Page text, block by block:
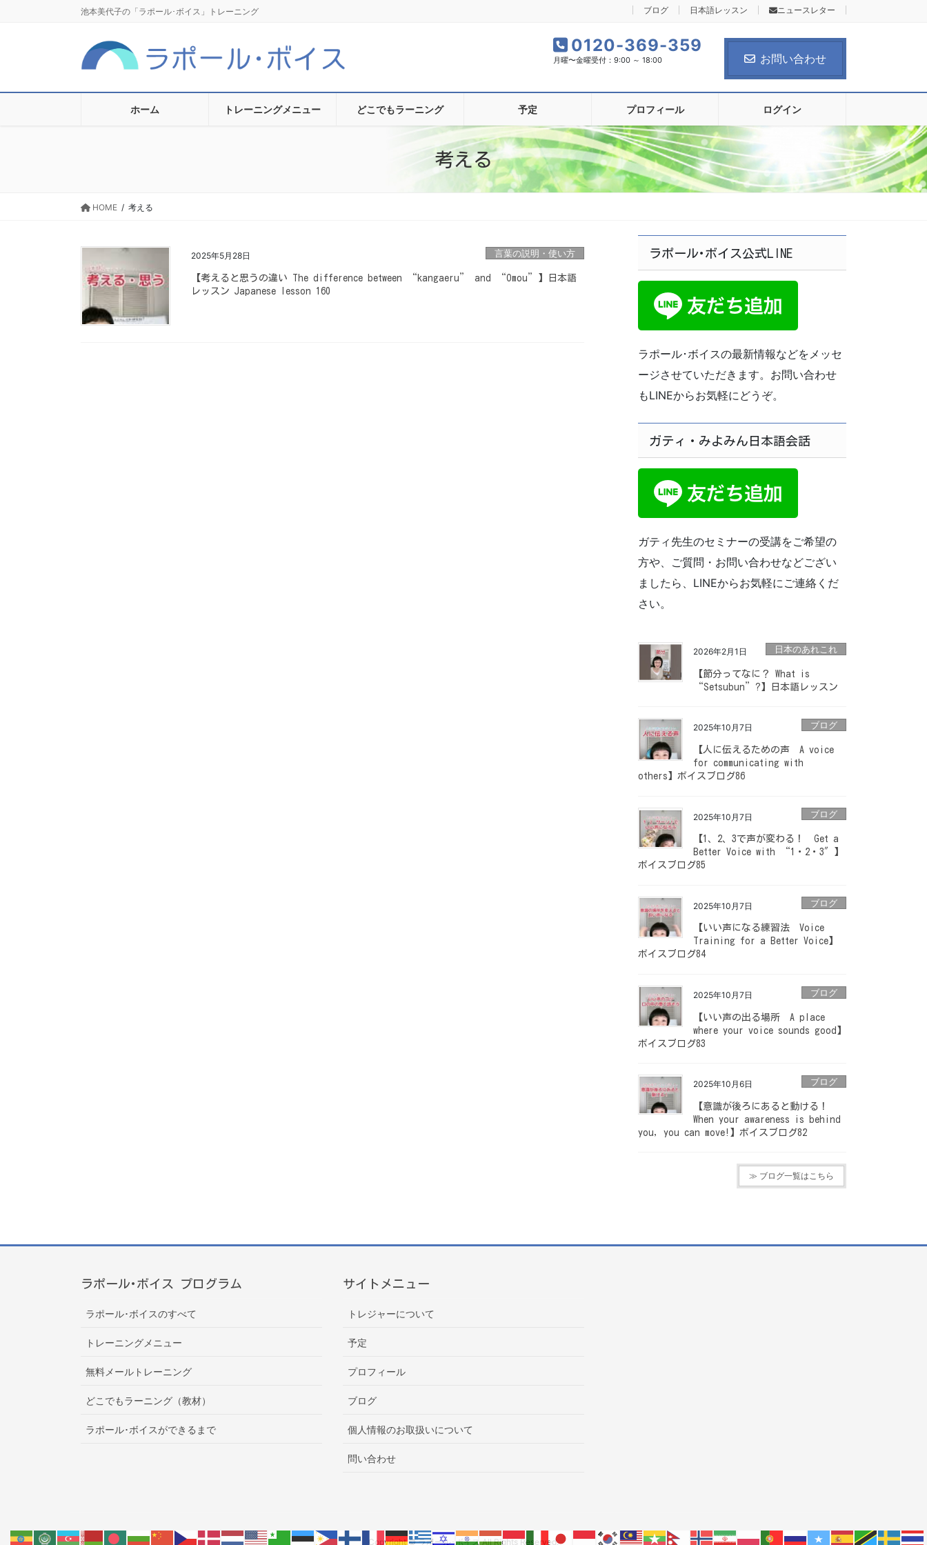
に
ョ
池本美代子の「ラポール･ボイス」トレーニング ブログ 日本語レッスン ニュースレター
0120-369-359
月曜〜金曜受付：9:00 ～ 18:00 お問い合わせ
ホーム トレーニングメニュー どこでもラーニング 予定 プロフィール ログイン
考える
HOME 考える
2025年5月28日 言葉の説明・使い方
【考えると思うの違い The difference between “kangaeru” and “Omou”】日本語
レッスン Japanese lesson 160
ラポール･ボイス公式LINE
ラポール･ボイスの最新情報などをメッセ
ージさせていただきます。お問い合わせ
もLINEからお気軽にどうぞ。
ガティ・みよみん日本語会話
ガティ先生のセミナーの受講をご希望の
方や、ご質問・お問い合わせなどござい
ましたら、LINEからお気軽にご連絡くだ
さい。
2026年2月1日 日本のあれこれ
【節分ってなに？ What is
“Setsubun”?】日本語レッスン
2025年10月7日 ブログ
【人に伝えるための声 A voice
for communicating with
others】ボイスブログ86
2025年10月7日 ブログ
【1、2、3で声が変わる！ Get a
Better Voice with “1・2・3″】
ボイスブログ85
2025年10月7日 ブログ
【いい声になる練習法 Voice
Training for a Better Voice】
ボイスブログ84
2025年10月7日 ブログ
【いい声の出る場所 A place
where your voice sounds good】
ボイスブログ83
2025年10月6日 ブログ
【意識が後ろにあると動ける！
When your awareness is behind
you, you can move!】ボイスブログ82
≫ ブログ一覧はこちら
ラポール･ボイス プログラム
ラポール･ボイスのすべて
トレーニングメニュー
無料メールトレーニング
どこでもラーニング（教材）
ラポール･ボイスができるまで
サイトメニュー
トレジャーについて
予定
プロフィール
ブログ
個人情報のお取扱いについて
問い合わせ
Copyright © ラポール･ボイス All Rights Reserved.